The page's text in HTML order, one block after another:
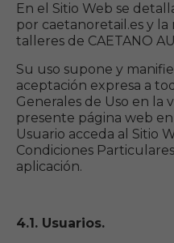
En el Sitio Web se
por caetanoretail.es y la
talleres de CAETANO
Su uso supone y
aceptación expresa a
Generales de Uso en la
presente página web
Usuario acceda al Sitio
Condiciones
aplicación.
4.1. Usuarios.